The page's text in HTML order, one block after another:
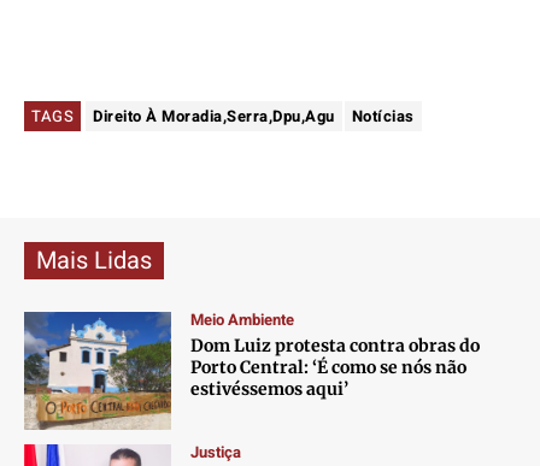
TAGS Direito À Moradia,Serra,Dpu,Agu Notícias
Mais Lidas
Meio Ambiente
Dom Luiz protesta contra obras do
Porto Central: ‘É como se nós não
estivéssemos aqui’
Justiça